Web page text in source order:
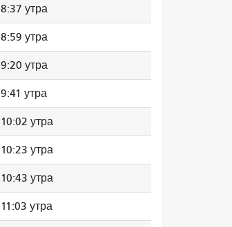
8:37 утра
8:59 утра
9:20 утра
9:41 утра
10:02 утра
10:23 утра
10:43 утра
11:03 утра